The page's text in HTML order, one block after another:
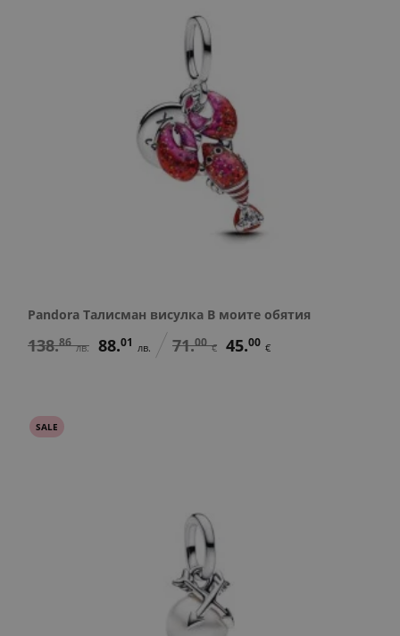
Pandora Талисман висулка В моите обятия
138.86 лв. 88.01 лв. 71.00 € 45.00 €
SALE